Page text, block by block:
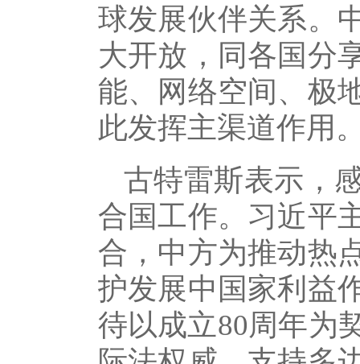
球发展伙伴关系。
大开放，同各国分
能、网络空间、极
此发挥主渠道作用
古特雷斯表示，
合国工作。习近平
合，中方为推动热
护发展中国家利益
待以成立80周年为